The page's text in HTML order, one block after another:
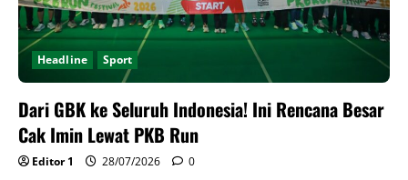
Headline Sport
Dari GBK ke Seluruh Indonesia! Ini Rencana Besar
Cak Imin Lewat PKB Run
Editor 1 28/07/2026 0